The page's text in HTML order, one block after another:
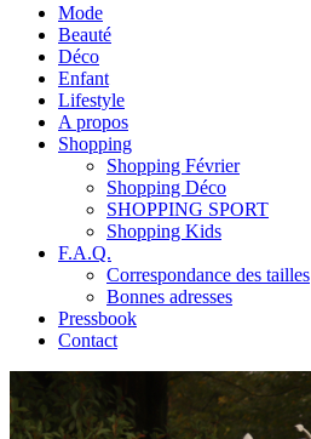
Mode
Beauté
Déco
Enfant
Lifestyle
A propos
Shopping
Shopping Février
Shopping Déco
SHOPPING SPORT
Shopping Kids
F.A.Q.
Correspondance des tailles
Bonnes adresses
Pressbook
Contact